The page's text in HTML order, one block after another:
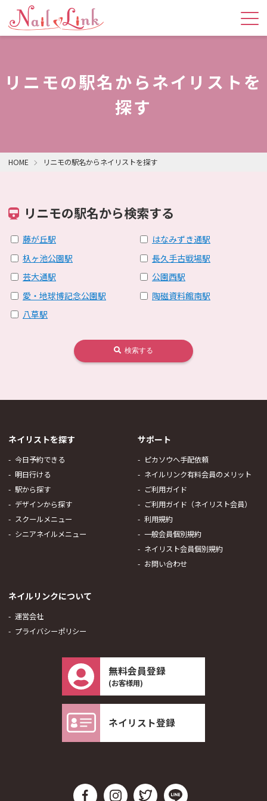
リニモの駅名からネイリストを
探す
HOME リニモの駅名からネイリストを探す
リニモの駅名から検索する
藤が丘駅
はなみずき通駅
杁ヶ池公園駅
長久手古戦場駅
芸大通駅
公園西駅
愛・地球博記念公園駅
陶磁資料館南駅
八草駅
検索する
ネイリストを探す
今日予約できる
明日行ける
駅から探す
デザインから探す
スクールメニュー
シニアネイルメニュー
サポート
ピカソウへ手配依頼
ネイルリンク有料会員のメリット
ご利用ガイド
ご利用ガイド（ネイリスト会員）
利用規約
一般会員個別規約
ネイリスト会員個別規約
お問い合わせ
ネイルリンクについて
運営会社
プライバシーポリシー
無料会員登録
(お客様用)
ネイリスト登録